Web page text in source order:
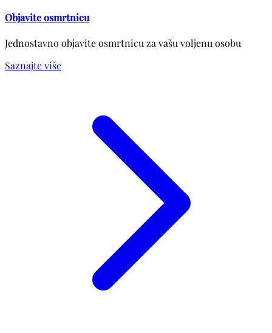
Objavite osmrtnicu
Jednostavno objavite osmrtnicu za vašu voljenu osobu
Saznajte više